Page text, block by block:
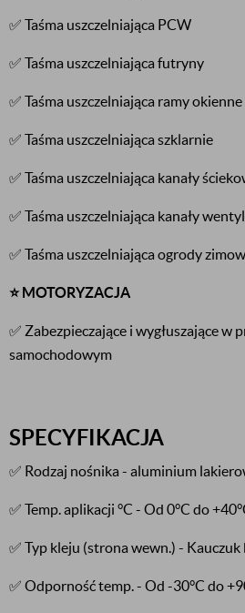
✅ Taśma uszczelniająca PCW
✅ Taśma uszczelniająca futryny
✅ Taśma uszczelniająca ramy okienne
✅ Taśma uszczelniająca szklarnie
✅ Taśma uszczelniająca kanały
✅ Taśma uszczelniająca kanały
✅ Taśma uszczelniająca ogrody
⭐️ MOTORYZACJA
✅ Zabezpieczające i wygłuszające w
samochodowym
SPECYFIKACJA
✅ Rodzaj nośnika - aluminium
✅ Temp. aplikacji °C - Od 0°C do
✅ Typ kleju (strona wewn.) -
✅ Odporność temp. - Od -30°C do